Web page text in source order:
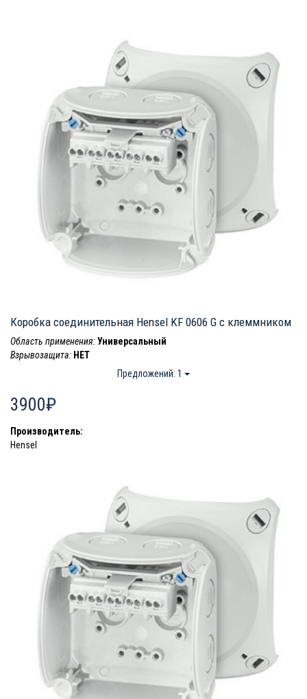
Коробка соединительная Hensel KF 0606 G c клеммником
Область применения:Универсальный
Взрывозащита: НЕТ
Предложений: 1
3900₽
Производитель:
Hensel